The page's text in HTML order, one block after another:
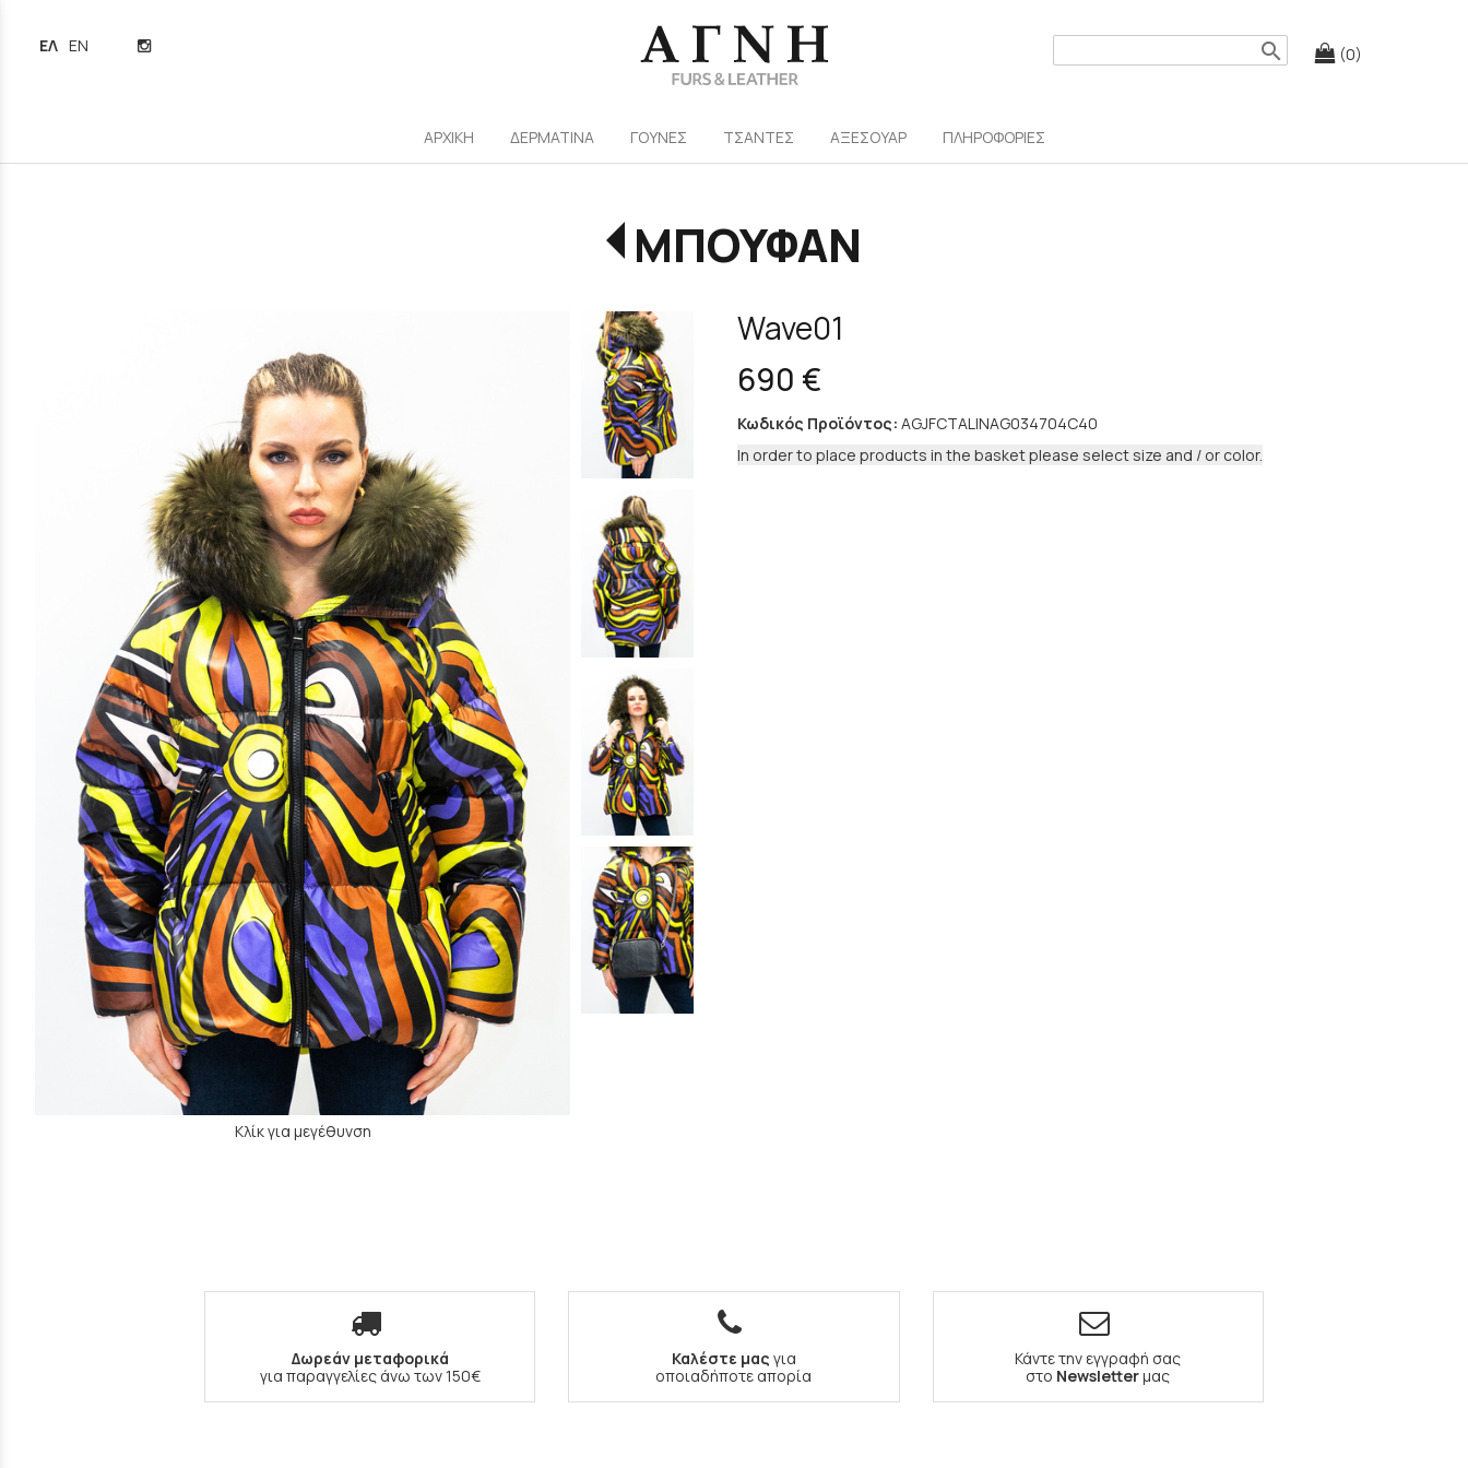
(0)
search
ΕΛΛΗΝΙΚΆ
ENGLISH
ΑΡΧΙΚΗ ΔΕΡΜΑΤΙΝΑ ΓΟΥΝΕΣ ΤΣΑΝΤΕΣ ΑΞΕΣΟΥΑΡ ΠΛΗΡΟΦΟΡΙΕΣ
ΜΠΟΥΦΑΝ
Κλίκ για μεγέθυνση
Wave01
690 €
Κωδικός Προϊόντος: AGJFCTALINAG034704C40
In order to place products in the basket please select size and / or color.
Δωρεάν μεταφορικά
για παραγγελίες άνω των 150€
Καλέστε μας για
οποιαδήποτε απορία
Κάντε την εγγραφή σας
στο Newsletterμας